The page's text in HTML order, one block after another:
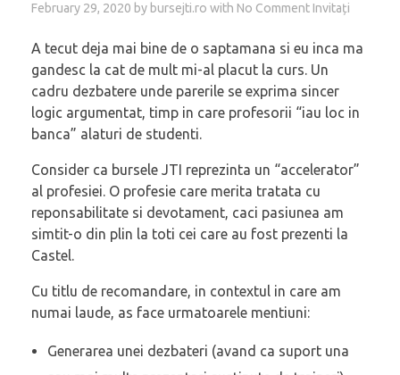
February 29, 2020 by bursejti.ro with No Comment Invitați
A tecut deja mai bine de o saptamana si eu inca ma
gandesc la cat de mult mi-al placut la curs. Un
cadru dezbatere unde parerile se exprima sincer
logic argumentat, timp in care profesorii “iau loc in
banca” alaturi de studenti.
Consider ca bursele JTI reprezinta un “accelerator”
al profesiei. O profesie care merita tratata cu
reponsabilitate si devotament, caci pasiunea am
simtit-o din plin la toti cei care au fost prezenti la
Castel.
Cu titlu de recomandare, in contextul in care am
numai laude, as face urmatoarele mentiuni:
Generarea unei dezbateri (avand ca suport una